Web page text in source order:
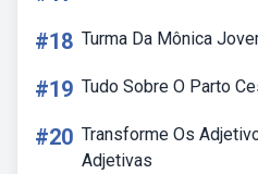
#18 Turma Da Mônica
#19 Tudo Sobre O Parto
#20 Transforme Os
Adjetivas